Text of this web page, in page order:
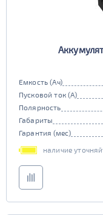
Емкость (Ач)
Пусковой ток (А)
Полярность
Габариты
Гарантия (мес)
наличие